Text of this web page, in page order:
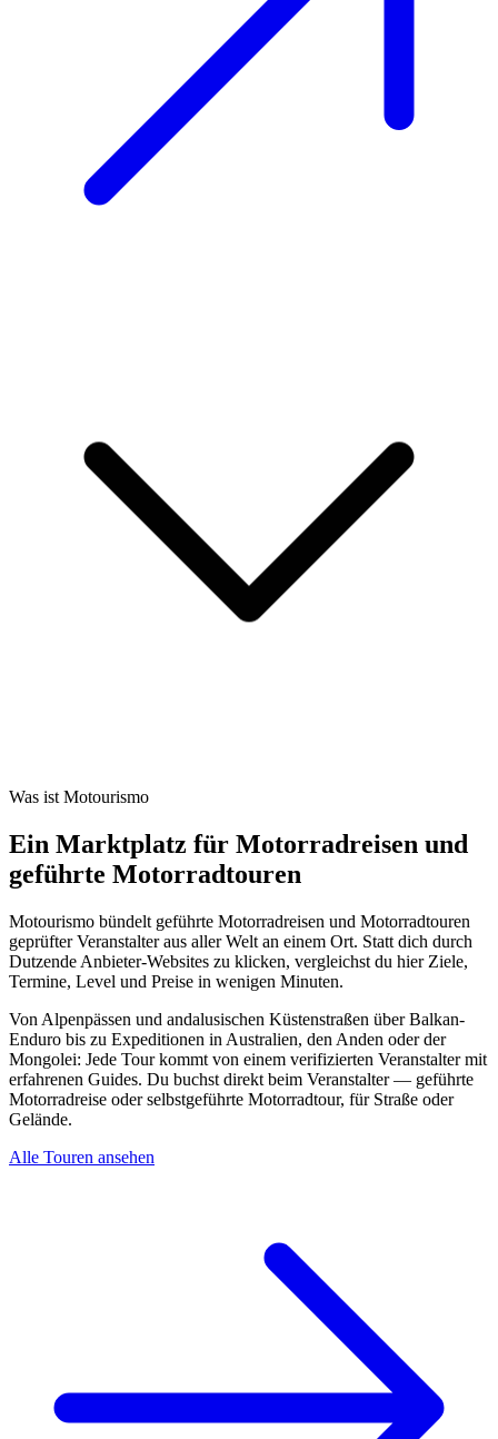
Was ist Motourismo
Ein Marktplatz für Motorradreisen und
geführte Motorradtouren
Motourismo bündelt geführte Motorradreisen und Motorradtouren
geprüfter Veranstalter aus aller Welt an einem Ort. Statt dich durch
Dutzende Anbieter-Websites zu klicken, vergleichst du hier Ziele,
Termine, Level und Preise in wenigen Minuten.
Von Alpenpässen und andalusischen Küstenstraßen über Balkan-
Enduro bis zu Expeditionen in Australien, den Anden oder der
Mongolei: Jede Tour kommt von einem verifizierten Veranstalter mit
erfahrenen Guides. Du buchst direkt beim Veranstalter — geführte
Motorradreise oder selbstgeführte Motorradtour, für Straße oder
Gelände.
Alle Touren ansehen